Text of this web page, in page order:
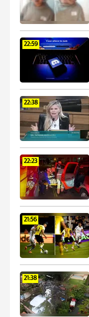
22:59
22:38
22:23
21:56
21:38